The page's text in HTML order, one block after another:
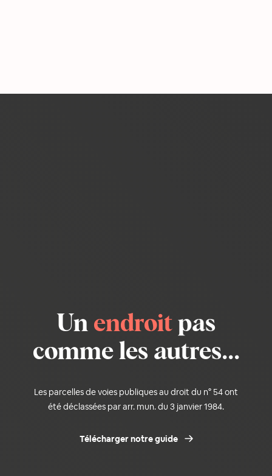
Un endroit pas
comme les autres...
Les parcelles de voies publiques au droit du n° 54 ont
été déclassées par arr. mun. du 3 janvier 1984.
Télécharger notre guide